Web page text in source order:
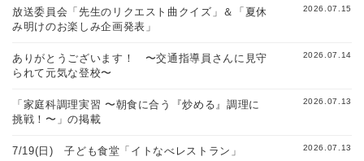
放送委員会「先生のリクエスト曲クイズ」＆「夏休
み明けのお楽しみ企画発表」
2026.07.15
ありがとうございます！ 〜交通指導員さんに見守
られて元気な登校〜
2026.07.14
「家庭科調理実習 〜朝食に合う『炒める』調理に
挑戦！〜」の掲載
2026.07.13
7/19(日) 子ども食堂「イトなべレストラン」 2026.07.13